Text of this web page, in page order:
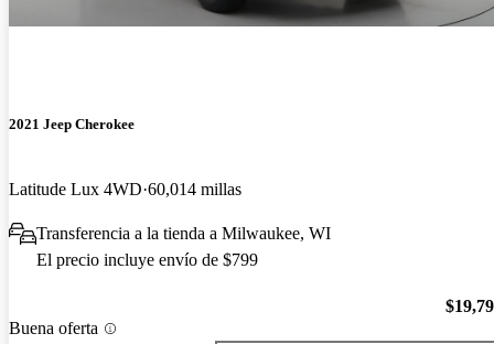
2021 Jeep Cherokee
Latitude Lux 4WD 60,014 millas
Transferencia a la tienda a Milwaukee, WI
El precio incluye envío de $799
Buena oferta